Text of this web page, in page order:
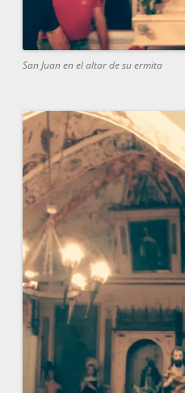
San Juan en el altar de su ermita